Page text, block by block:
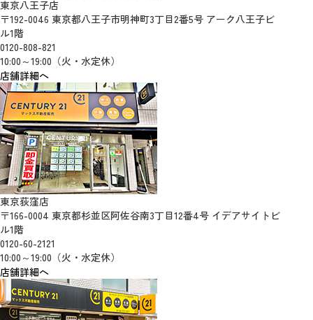
東京八王子店
〒192-0046 東京都八王子市明神町3丁目2番5号 アーク八王子ビ
ル1階
0120-808-821
10:00～19:00（火・水定休）
店舗詳細へ
東京荻窪店
〒166-0004 東京都杉並区阿佐谷南3丁目12番4号 イデアサイトビ
ル1階
0120-60-2121
10:00～19:00（火・水定休）
店舗詳細へ